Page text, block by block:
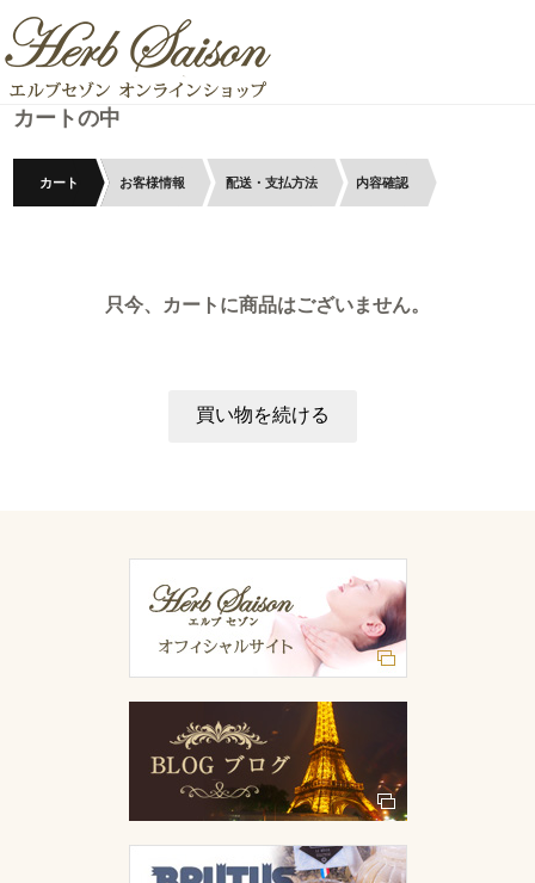
カートの中
カート お客様情報 配送・支払方法 内容確認
只今、カートに商品はございません。